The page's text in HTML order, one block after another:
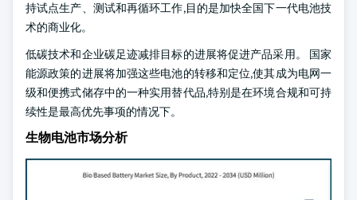
持试点生产、测试和再循环工作,目的是加快全国下一代电池技
术的商业化。
低碳技术和企业碳足迹减排目标的进展将促进产品采用。 国家
能源政策的进展将加强这些电池的转移和定位,使其成为电网一
级和便携式储存中的一种实用替代品,特别是在环境合规和可持
续性是最高优先事项的情况下。
生物电池市场分析